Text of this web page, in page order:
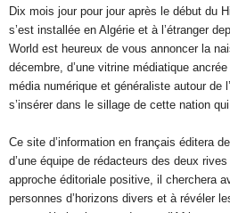
Dix mois jour pour jour après le début du
s’est installée en Algérie et à l’étranger
World est heureux de vous annoncer la
décembre, d’une vitrine médiatique
média numérique et généraliste autour de
s’insérer dans le sillage de cette nation
Ce site d’information en français éditera
d’une équipe de rédacteurs des deux
approche éditoriale positive, il cherchera
personnes d’horizons divers et à révéler